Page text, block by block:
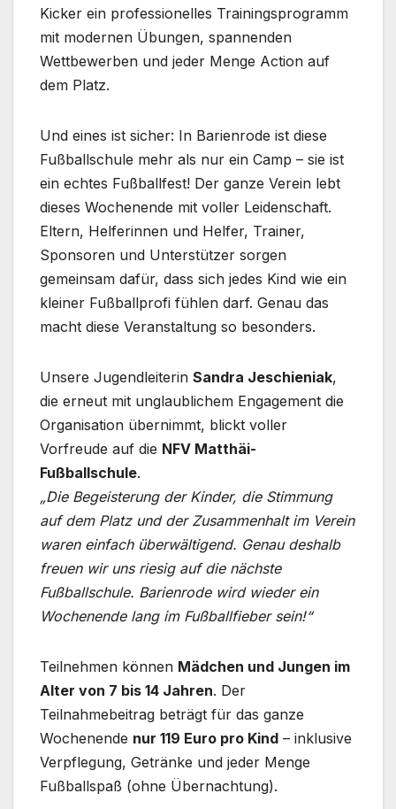
Kicker ein professionelles Trainingsprogramm
mit modernen Übungen, spannenden
Wettbewerben und jeder Menge Action auf
dem Platz.
Und eines ist sicher: In Barienrode ist diese
Fußballschule mehr als nur ein Camp – sie ist
ein echtes Fußballfest! Der ganze Verein lebt
dieses Wochenende mit voller Leidenschaft.
Eltern, Helferinnen und Helfer, Trainer,
Sponsoren und Unterstützer sorgen
gemeinsam dafür, dass sich jedes Kind wie ein
kleiner Fußballprofi fühlen darf. Genau das
macht diese Veranstaltung so besonders.
Unsere Jugendleiterin Sandra Jeschieniak,
die erneut mit unglaublichem Engagement die
Organisation übernimmt, blickt voller
Vorfreude auf die NFV Matthäi-
Fußballschule.
„Die Begeisterung der Kinder, die Stimmung
auf dem Platz und der Zusammenhalt im Verein
waren einfach überwältigend. Genau deshalb
freuen wir uns riesig auf die nächste
Fußballschule. Barienrode wird wieder ein
Wochenende lang im Fußballfieber sein!“
Teilnehmen können Mädchen und Jungen im
Alter von 7 bis 14 Jahren. Der
Teilnahmebeitrag beträgt für das ganze
Wochenende nur 119 Euro pro Kind – inklusive
Verpflegung, Getränke und jeder Menge
Fußballspaß (ohne Übernachtung).